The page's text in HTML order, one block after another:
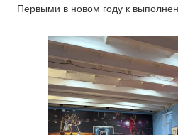
Первыми в новом году к